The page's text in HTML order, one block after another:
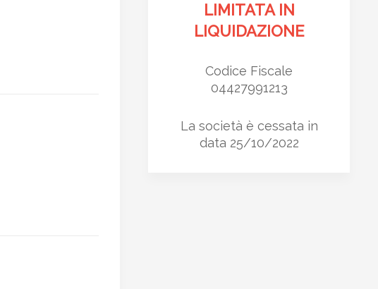
LIMITATA IN
LIQUIDAZIONE
Codice Fiscale
04427991213
La società è cessata in
data 25/10/2022